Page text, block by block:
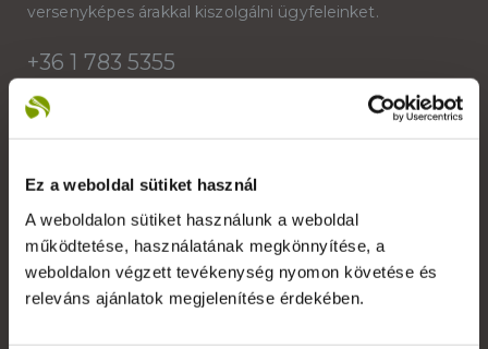
Ez a weboldal sütiket használ
A weboldalon sütiket használunk a weboldal
működtetése, használatának megkönnyítése, a
weboldalon végzett tevékenység nyomon követése és
releváns ajánlatok megjelenítése érdekében.
versenyképes árakkal kiszolgálni ügyfeleinket.
+36 1 783 5355
Saját fiók
Kapcsolat
Szakmai szótár